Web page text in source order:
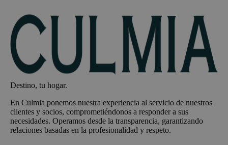
Destino, tu hogar.
En Culmia ponemos nuestra experiencia al servicio de nuestros
clientes y socios, comprometiéndonos a responder a sus
necesidades. Operamos desde la transparencia, garantizando
relaciones basadas en la profesionalidad y respeto.